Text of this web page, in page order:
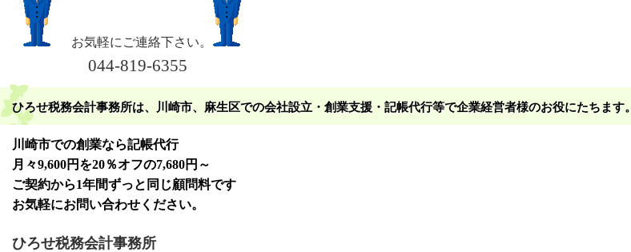
お気軽にご連絡下さい。
044-819-6355
ひろせ税務会計事務所は、川崎市、麻生区での会社設立・創業支援・記帳代行等で企業経営者様のお役にたちます。
川崎市での創業なら記帳代行
月々9,600円を20％オフの7,680円～
ご契約から1年間ずっと同じ顧問料です
お気軽にお問い合わせください。
ひろせ税務会計事務所